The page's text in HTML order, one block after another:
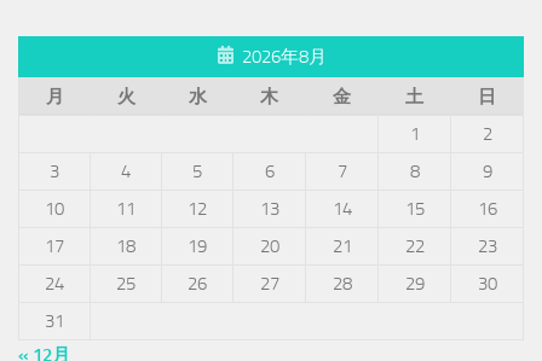
2026年8月
月
火 水 木 金 土
日
1
2
3
4 5 6 7 8
9
10
11 12 13 14 15
16
17
18 19 20 21 22
23
24
25 26 27 28 29
30
31
« 12月